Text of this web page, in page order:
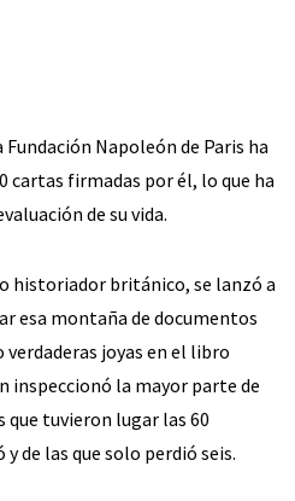
Napoleón de Paris ha
cartas firmadas por él, lo que ha
de su vida.
historiador británico, se lanzó a
esa montaña de documentos
joyas en el libro
inspeccionó la mayor parte de
que tuvieron lugar las 60
de las que solo perdió seis.